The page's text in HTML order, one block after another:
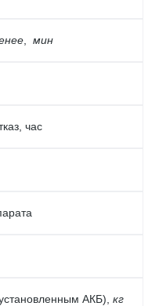
мин
час
АКБ), кг